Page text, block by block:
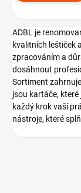
ADBL je
kvalitních leštiček
zpracováním a
dosáhnout
Sortiment
jsou kartáče,
každý krok vaší
nástroje, které